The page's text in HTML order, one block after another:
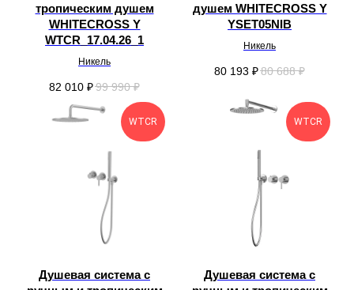
тропическим душем
WHITECROSS Y
WTCR_17.04.26_1
Никель
82 010 ₽99 990 ₽
душем WHITECROSS Y
YSET05NIB
Никель
80 193 ₽80 688 ₽
WTCR
Душевая система с
WTCR
Душевая система с